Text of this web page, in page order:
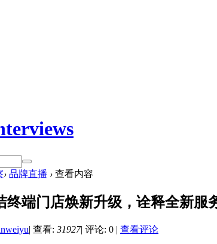
› 品牌直播 › 查看内容
终端门店焕新升级，诠释全新服
| 查看: 31927| 评论: 0 | 查看评论